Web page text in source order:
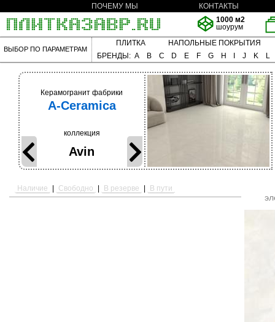
ПОЧЕМУ МЫ
КОНТАКТЫ
1000 м2
шоурум
ВЫБОР ПО ПАРАМЕТРАМ
ПЛИТКА
НАПОЛЬНЫЕ ПОКРЫТИЯ
БРЕНДЫ: A B C D E F G H J K L
Керамогранит фабрики
A-Ceramica
коллекция
Avin
Наличие | Свободно | В резерве | В пути